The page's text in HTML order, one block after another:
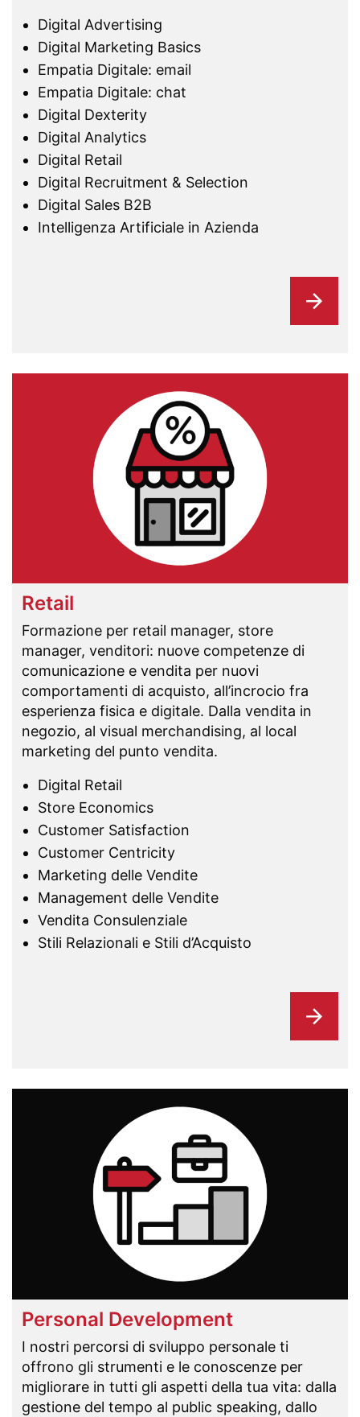
Digital Advertising
Digital Marketing Basics
Empatia Digitale: email
Empatia Digitale: chat
Digital Dexterity
Digital Analytics
Digital Retail
Digital Recruitment & Selection
Digital Sales B2B
Intelligenza Artificiale in Azienda
Retail
Formazione per retail manager, store
manager, venditori: nuove competenze di
comunicazione e vendita per nuovi
comportamenti di acquisto, all’incrocio fra
esperienza fisica e digitale. Dalla vendita in
negozio, al visual merchandising, al local
marketing del punto vendita.
Digital Retail
Store Economics
Customer Satisfaction
Customer Centricity
Marketing delle Vendite
Management delle Vendite
Vendita Consulenziale
Stili Relazionali e Stili d’Acquisto
Personal Development
I nostri percorsi di sviluppo personale ti
offrono gli strumenti e le conoscenze per
migliorare in tutti gli aspetti della tua vita: dalla
gestione del tempo al public speaking, dallo